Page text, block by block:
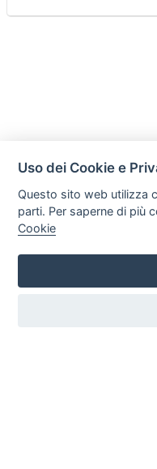
Tel. +39 0296846010 / +39
Uso dei Cookie e
Questo sito web utilizza
parti. Per saperne di più
Cookie